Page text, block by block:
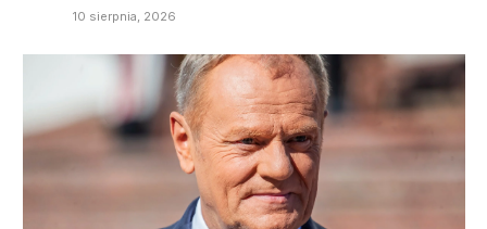
10 sierpnia, 2026